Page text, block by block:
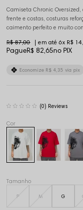
Camiseta Chronic
frente e costas, costuras
caimento perfeito e muito
PagueR$ 82,65no PIX
R$ 87,00 6x R$
Economize R$ 4,35 via pix
(0)
Tamanho
P M G